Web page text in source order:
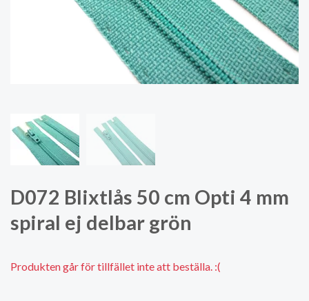
D072 Blixtlås 50 cm Opti 4 mm
spiral ej delbar grön
Produkten går för tillfället inte att beställa. :(